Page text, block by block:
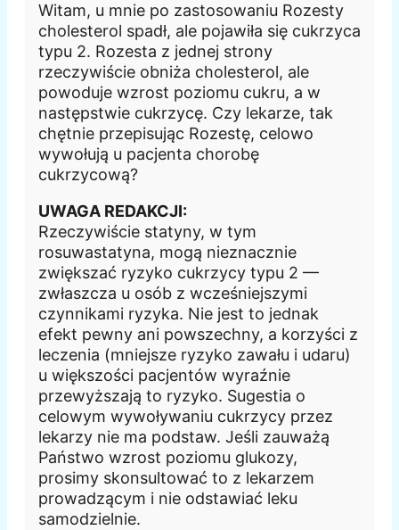
Witam, u mnie po zastosowaniu Rozesty
cholesterol spadł, ale pojawiła się cukrzyca
typu 2. Rozesta z jednej strony
rzeczywiście obniża cholesterol, ale
powoduje wzrost poziomu cukru, a w
następstwie cukrzycę. Czy lekarze, tak
chętnie przepisując Rozestę, celowo
wywołują u pacjenta chorobę
cukrzycową?
UWAGA REDAKCJI:
Rzeczywiście statyny, w tym
rosuwastatyna, mogą nieznacznie
zwiększać ryzyko cukrzycy typu 2 —
zwłaszcza u osób z wcześniejszymi
czynnikami ryzyka. Nie jest to jednak
efekt pewny ani powszechny, a korzyści z
leczenia (mniejsze ryzyko zawału i udaru)
u większości pacjentów wyraźnie
przewyższają to ryzyko. Sugestia o
celowym wywoływaniu cukrzycy przez
lekarzy nie ma podstaw. Jeśli zauważą
Państwo wzrost poziomu glukozy,
prosimy skonsultować to z lekarzem
prowadzącym i nie odstawiać leku
samodzielnie.